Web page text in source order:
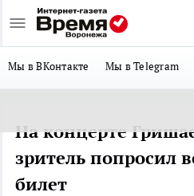
Мы в ВКонтакте Мы в Telegram
На концерте
зритель попросил
билет